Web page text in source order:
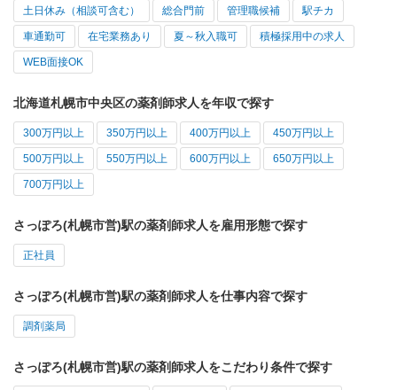
土日休み（相談可含む） 総合門前 管理職候補 駅チカ
車通勤可 在宅業務あり 夏～秋入職可 積極採用中の求人
WEB面接OK
北海道札幌市中央区の薬剤師求人を年収で探す
300万円以上 350万円以上 400万円以上 450万円以上
500万円以上 550万円以上 600万円以上 650万円以上
700万円以上
さっぽろ(札幌市営)駅の薬剤師求人を雇用形態で探す
正社員
さっぽろ(札幌市営)駅の薬剤師求人を仕事内容で探す
調剤薬局
さっぽろ(札幌市営)駅の薬剤師求人をこだわり条件で探す